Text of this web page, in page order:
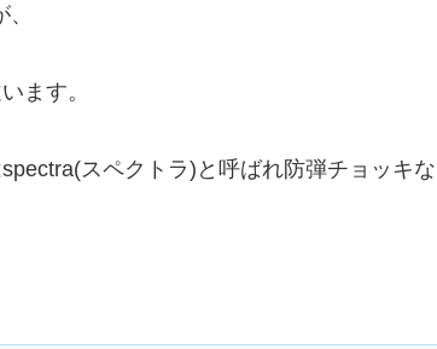
ます。
スペクトラ)と呼ばれ防弾チョッキ